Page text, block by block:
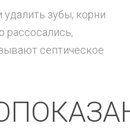
зубы, корни
рассосались,
септическое